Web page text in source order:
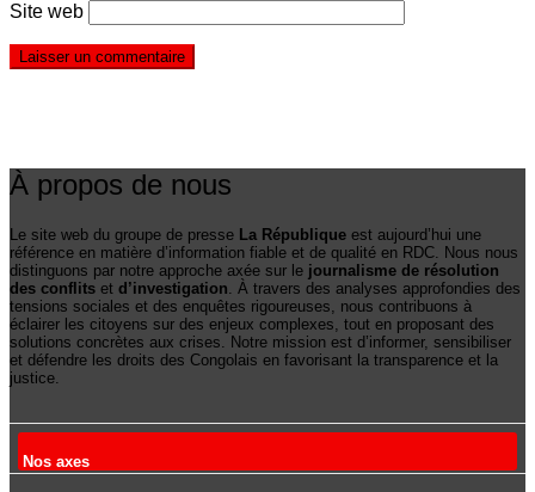
Site web
À propos de nous
Le site web du groupe de presse La République est aujourd’hui une
référence en matière d’information fiable et de qualité en RDC. Nous nous
distinguons par notre approche axée sur le journalisme de résolution
des conflits et d’investigation. À travers des analyses approfondies des
tensions sociales et des enquêtes rigoureuses, nous contribuons à
éclairer les citoyens sur des enjeux complexes, tout en proposant des
solutions concrètes aux crises. Notre mission est d’informer, sensibiliser
et défendre les droits des Congolais en favorisant la transparence et la
justice.
Nos axes